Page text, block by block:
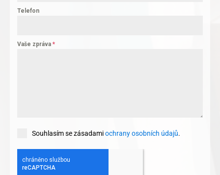
Telefon
Vaše zpráva *
Souhlasím se zásadamiochrany osobních údajů.